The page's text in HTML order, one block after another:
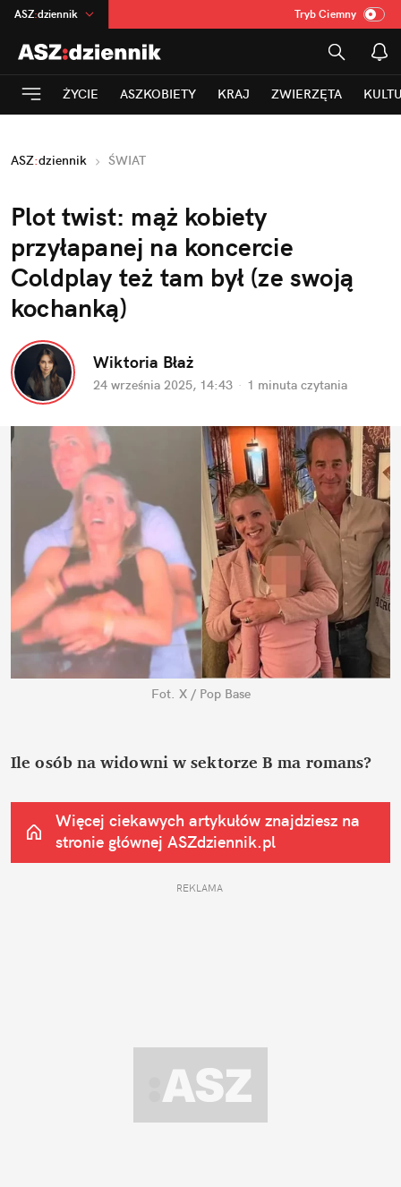
ASZ:dziennik
na:Temat
INN:Poland
mama
Rozrywka
Tryb Ciemny
ŻYCIE ASZKOBIETY KRAJ ZWIERZĘTA
ASZ:dziennik ŚWIAT
Plot twist: mąż kobiety
przyłapanej na koncercie
Coldplay też tam był (ze swoją
kochanką)
Wiktoria Błaż
24 września 2025, 14:43 · 1 minuta czytania
Fot. X / Pop Base
Ile osób na widowni w sektorze B ma romans?
Więcej ciekawych artykułów znajdziesz na
stronie głównej ASZdziennik.pl
REKLAMA